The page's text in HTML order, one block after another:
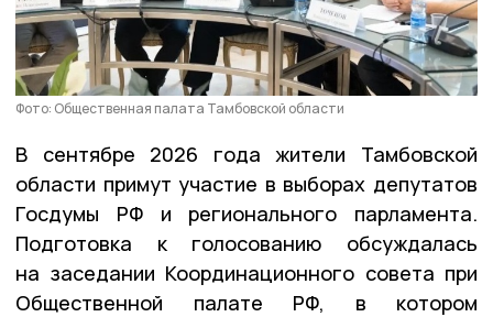
Фото: Общественная палата Тамбовской области
В сентябре 2026 года жители Тамбовской
области примут участие в выборах депутатов
Госдумы РФ и регионального парламента.
Подготовка к голосованию обсуждалась
на заседании Координационного совета при
Общественной палате РФ, в котором